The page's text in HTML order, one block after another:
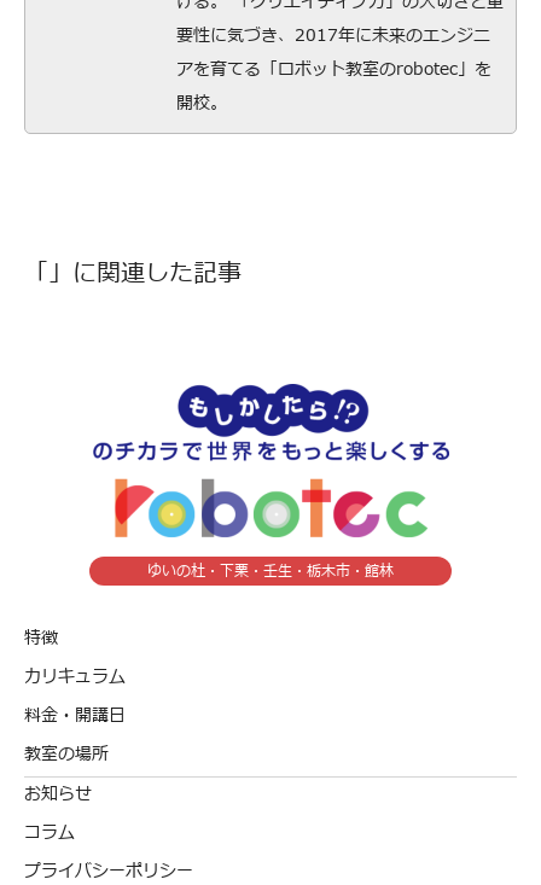
要性に気づき、2017年に未来のエンジニ
アを育てる「ロボット教室のrobotec」を
開校。
「」に関連した記事
ゆいの杜・下栗・壬生・栃木市・館林
特徴
カリキュラム
料金・開講日
教室の場所
お知らせ
コラム
プライバシーポリシー